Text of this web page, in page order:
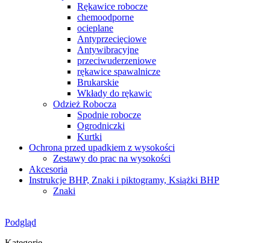
Rękawice robocze
chemoodporne
ocieplane
Antyprzecięciowe
Antywibracyjne
przeciwuderzeniowe
rękawice spawalnicze
Brukarskie
Wkłady do rękawic
Odzież Robocza
Spodnie robocze
Ogrodniczki
Kurtki
Ochrona przed upadkiem z wysokości
Zestawy do prac na wysokości
Akcesoria
Instrukcje BHP, Znaki i piktogramy, Książki BHP
Znaki
Podgląd